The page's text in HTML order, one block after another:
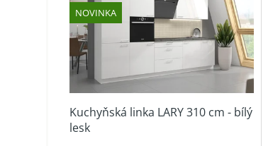
p
NOVINKA
Kuchyňská linka LARY 310 cm - bílý
lesk